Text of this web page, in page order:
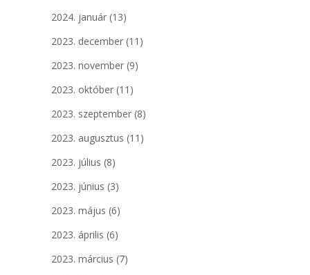
2024. január (13)
2023. december (11)
2023. november (9)
2023. október (11)
2023. szeptember (8)
2023. augusztus (11)
2023. július (8)
2023. június (3)
2023. május (6)
2023. április (6)
2023. március (7)